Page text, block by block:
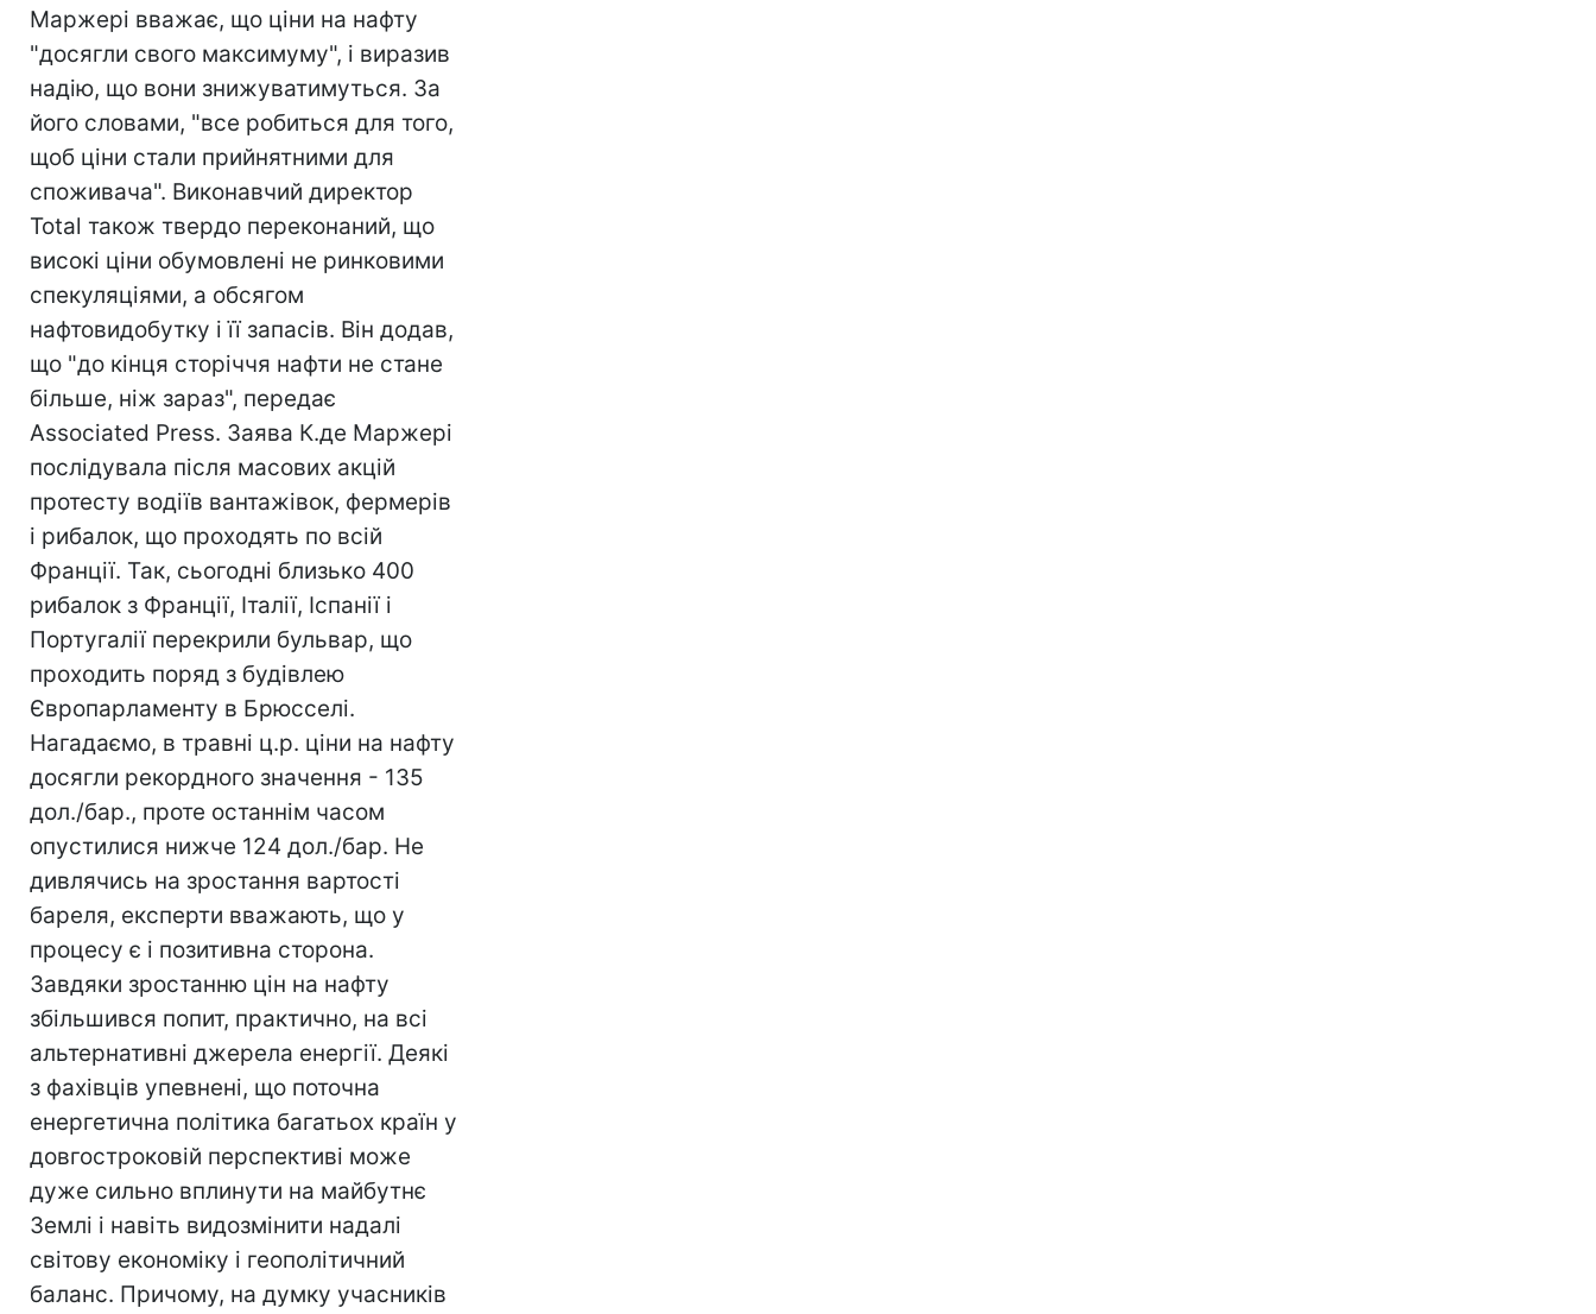
Маржері вважає, що ціни на нафту
"досягли свого максимуму", і виразив
надію, що вони знижуватимуться. За
його словами, "все робиться для того,
щоб ціни стали прийнятними для
споживача". Виконавчий директор
Total також твердо переконаний, що
високі ціни обумовлені не ринковими
спекуляціями, а обсягом
нафтовидобутку і її запасів. Він додав,
що "до кінця сторіччя нафти не стане
більше, ніж зараз", передає
Associated Press. Заява К.де Маржері
послідувала після масових акцій
протесту водіїв вантажівок, фермерів
і рибалок, що проходять по всій
Франції. Так, сьогодні близько 400
рибалок з Франції, Італії, Іспанії і
Португалії перекрили бульвар, що
проходить поряд з будівлею
Європарламенту в Брюсселі.
Нагадаємо, в травні ц.р. ціни на нафту
досягли рекордного значення - 135
дол./бар., проте останнім часом
опустилися нижче 124 дол./бар. Не
дивлячись на зростання вартості
бареля, експерти вважають, що у
процесу є і позитивна сторона.
Завдяки зростанню цін на нафту
збільшився попит, практично, на всі
альтернативні джерела енергії. Деякі
з фахівців упевнені, що поточна
енергетична політика багатьох країн у
довгостроковій перспективі може
дуже сильно вплинути на майбутнє
Землі і навіть видозмінити надалі
світову економіку і геополітичний
баланс. Причому, на думку учасників